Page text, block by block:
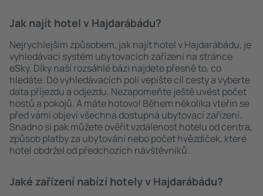
Jak najít hotel v Hajdarábádu?
Nejrychlejším způsobem, jak najít hotel v Hajdarábádu, je
vyhledávací systém ubytovacích zařízení na stránce
eSky. Díky naší rozsáhlé bázi najdete přesně to, co
hledáte. Do vyhledávacích polí vepište cíl cesty a vyberte
data příjezdu a odjezdu. Nezapomeňte ještě uvést počet
hostů a pokojů. A máte hotovo! Během několika vteřin se
před vámi objeví všechna dostupná ubytovací zařízení.
Snadno si pak můžete ověřit vzdálenost hotelu od centra,
způsob platby za ubytování nebo počet hvězdiček, které
hotel obdržel od předchozích návštěvníků.
Jaké zařízení nabízí hotely v Hajdarábádu?